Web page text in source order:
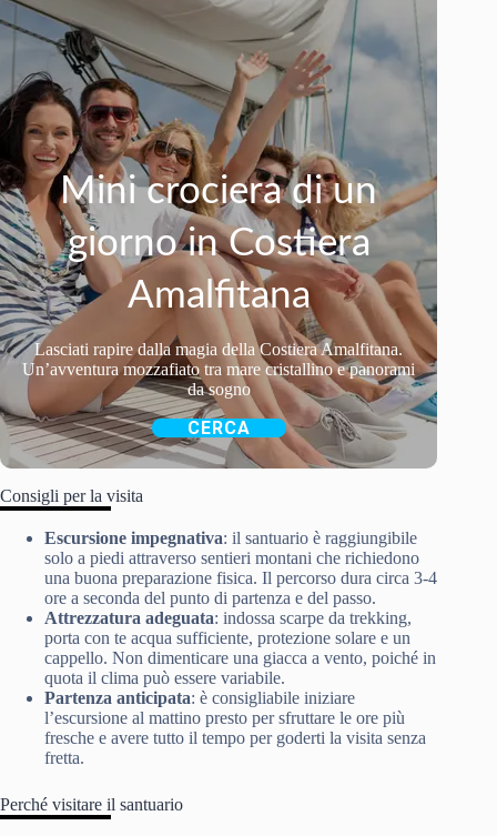
Mini crociera di un
giorno in Costiera
Amalfitana
Lasciati rapire dalla magia della Costiera Amalfitana.
Un’avventura mozzafiato tra mare cristallino e panorami
da sogno
CERCA
Consigli per la visita
Escursione impegnativa: il santuario è raggiungibile
solo a piedi attraverso sentieri montani che richiedono
una buona preparazione fisica. Il percorso dura circa 3-4
ore a seconda del punto di partenza e del passo.
Attrezzatura adeguata: indossa scarpe da trekking,
porta con te acqua sufficiente, protezione solare e un
cappello. Non dimenticare una giacca a vento, poiché in
quota il clima può essere variabile.
Partenza anticipata: è consigliabile iniziare
l’escursione al mattino presto per sfruttare le ore più
fresche e avere tutto il tempo per goderti la visita senza
fretta.
Perché visitare il santuario